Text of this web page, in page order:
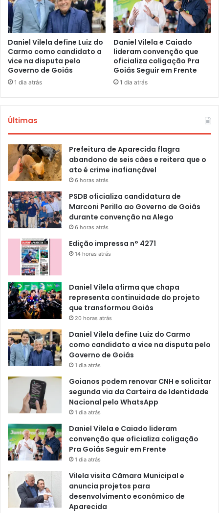
Daniel Vilela define Luiz do
Carmo como candidato a
vice na disputa pelo
Governo de Goiás
1 dia atrás
Daniel Vilela e Caiado
lideram convenção que
oficializa coligação Pra
Goiás Seguir em Frente
1 dia atrás
Últimas
Prefeitura de Aparecida flagra
abandono de seis cães e reitera que o
ato é crime inafiançável
6 horas atrás
PSDB oficializa candidatura de
Marconi Perillo ao Governo de Goiás
durante convenção na Alego
6 horas atrás
Edição impressa n° 4271
14 horas atrás
Daniel Vilela afirma que chapa
representa continuidade do projeto
que transformou Goiás
20 horas atrás
Daniel Vilela define Luiz do Carmo
como candidato a vice na disputa pelo
Governo de Goiás
1 dia atrás
Goianos podem renovar CNH e solicitar
segunda via da Carteira de Identidade
Nacional pelo WhatsApp
1 dia atrás
Daniel Vilela e Caiado lideram
convenção que oficializa coligação
Pra Goiás Seguir em Frente
1 dia atrás
Vilela visita Câmara Municipal e
anuncia projetos para
desenvolvimento econômico de
Aparecida